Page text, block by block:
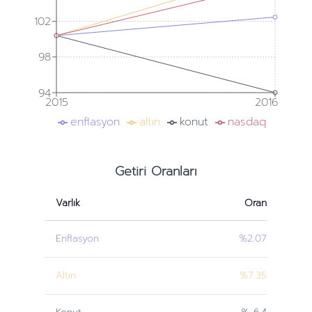
2015 2016
94
98
102
enflasyon altın konut nasdaq
Getiri Oranları
Varlık Oran
Enflasyon %2.07
Altın %7.35